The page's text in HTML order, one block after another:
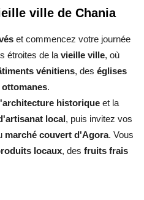
ville de Chania
et commencez votre journée
étroites de la vieille ville, où
vénitiens, des églises
ottomanes.
historique et la
local, puis invitez vos
marché couvert d'Agora. Vous
locaux, des fruits frais